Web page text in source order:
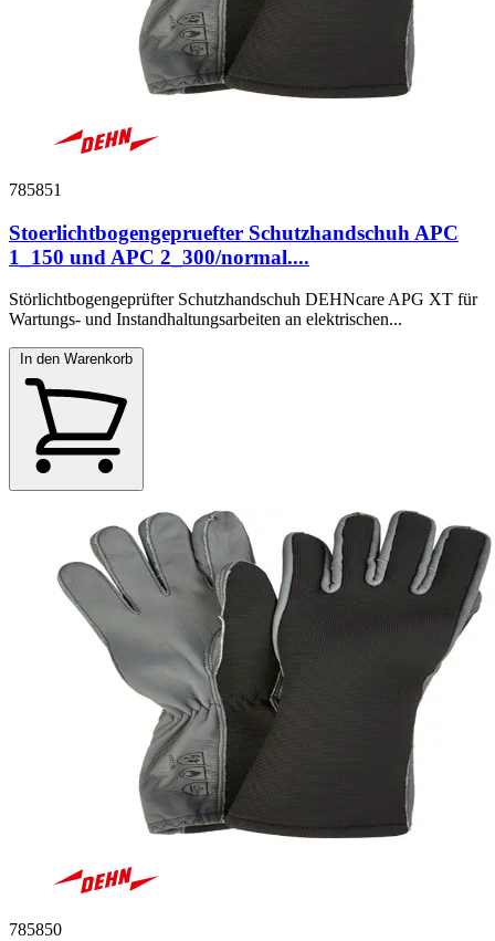
785851
Stoerlichtbogengepruefter Schutzhandschuh APC
1_150 und APC 2_300/normal....
Störlichtbogengeprüfter Schutzhandschuh DEHNcare APG XT für
Wartungs- und Instandhaltungsarbeiten an elektrischen...
In den Warenkorb
785850